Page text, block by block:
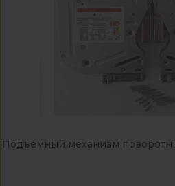
Подъемный механизм